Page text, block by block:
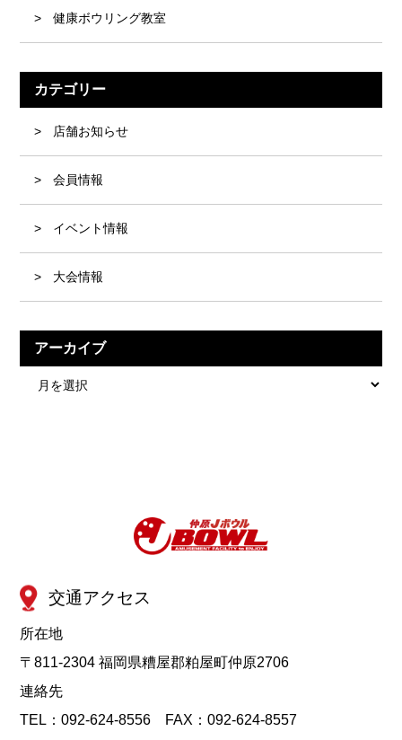
健康ボウリング教室
カテゴリー
店舗お知らせ
会員情報
イベント情報
大会情報
アーカイブ
交通アクセス
所在地
〒811-2304 福岡県糟屋郡粕屋町仲原2706
連絡先
TEL：092-624-8556 FAX：092-624-8557